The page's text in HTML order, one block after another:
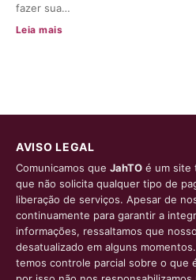
fazer sua…
Leia mais
AVISO LEGAL
Comunicamos que JahTO é um site
que não solicita qualquer tipo de
liberação de serviços. Apesar de
continuamente para garantir a
informações, ressaltamos que
desatualizado em alguns
temos controle parcial sobre o que